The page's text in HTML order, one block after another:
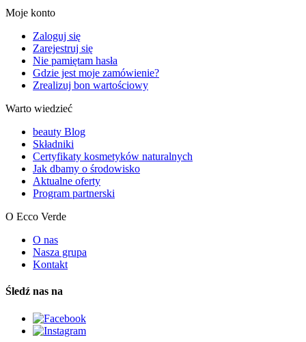
Moje konto
Zaloguj się
Zarejestruj się
Nie pamiętam hasła
Gdzie jest moje zamówienie?
Zrealizuj bon wartościowy
Warto wiedzieć
beauty Blog
Składniki
Certyfikaty kosmetyków naturalnych
Jak dbamy o środowisko
Aktualne oferty
Program partnerski
O Ecco Verde
O nas
Nasza grupa
Kontakt
Śledź nas na